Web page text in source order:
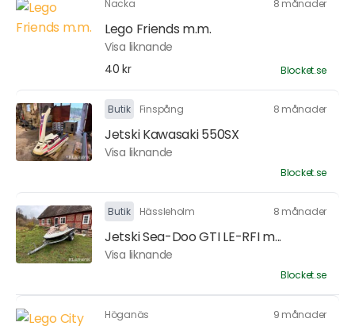
Nacka 8 månader
Lego Friends m.m.
Visa liknande
40 kr
Blocket.se
Butik Finspång 8 månader
Jetski Kawasaki 550SX
Visa liknande
Blocket.se
Butik Hässleholm 8 månader
Jetski Sea-Doo GTI LE-RFI m...
Visa liknande
Blocket.se
Höganäs 9 månader